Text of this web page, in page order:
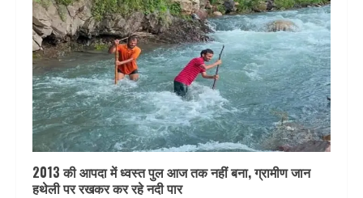
2013 की आपदा में ध्वस्त पुल आज तक नहीं बना, ग्रामीण जान
हथेली पर रखकर कर रहे नदी पार